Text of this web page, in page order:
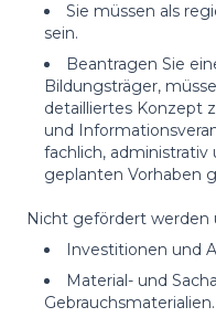
Sie müssen als
sein.
Beantragen Sie
Bildungsträger,
detailliertes Konzept
und
fachlich, administrativ
geplanten Vorhaben
Nicht gefördert werden
Investitionen und
Material- und
Gebrauchsmaterialien.